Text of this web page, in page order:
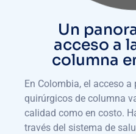
Un
acceso a
columna
En Colombia, el acceso
quirúrgicos de columna
calidad como en costo.
través del sistema de